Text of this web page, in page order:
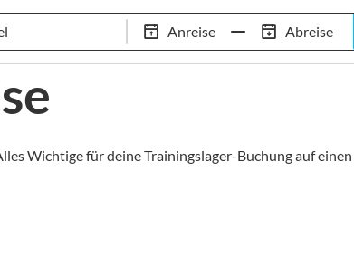
Anreise Abreise
97,8% Weiterempfehlungsrate 20+ Jahre
Wichtige für deine Trainingslager-Buchung auf einen